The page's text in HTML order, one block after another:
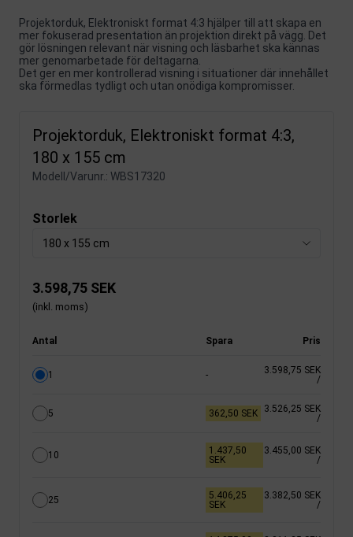
Projektorduk, Elektroniskt format 4:3 hjälper till att skapa en
mer fokuserad presentation än projektion direkt på vägg. Det
gör lösningen relevant när visning och läsbarhet ska kännas
mer genomarbetade för deltagarna.
Det ger en mer kontrollerad visning i situationer där innehållet
ska förmedlas tydligt och utan onödiga kompromisser.
Projektorduk, Elektroniskt format 4:3,
180 x 155 cm
Modell/Varunr.: WBS17320
Storlek
180 x 155 cm
3.598,75 SEK
(inkl. moms)
Antal Spara Pris
1 -
3.598,75 SEK
/
5 362,50 SEK
3.526,25 SEK
/
10
1.437,50
SEK
3.455,00 SEK
/
25
5.406,25
SEK
3.382,50 SEK
/